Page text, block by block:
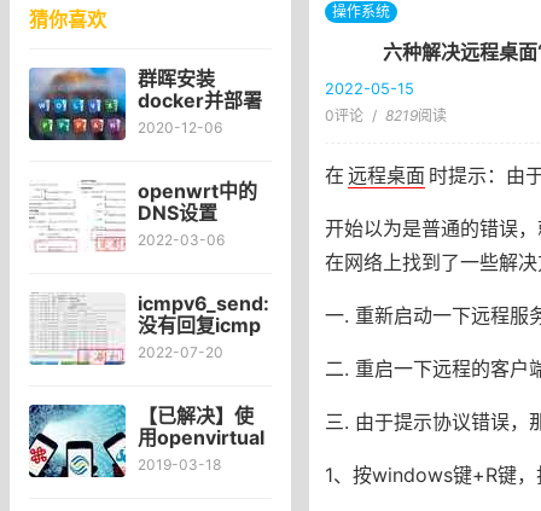
猜你喜欢
群晖安装
docker并部署
KMS激活服务
2020-12-06
openwrt中的
DNS设置
smartdns与富
adguardhome
2022-03-06
icmpv6_send:
没有回复icmp
错误
icmp error错
误
2022-07-20
【已解决】使
用openvirtual
网速巨慢
2019-03-18
操作系统
六种解决远程桌
2022-05-15
0评论 / 8219阅读
在 远程桌面 时提示：由
开始以为是普通的错误
在网络上找到了一些解
一. 重新启动一下远程服
二. 重启一下远程的客户
三. 由于提示协议错误，
1、按windows键+R键